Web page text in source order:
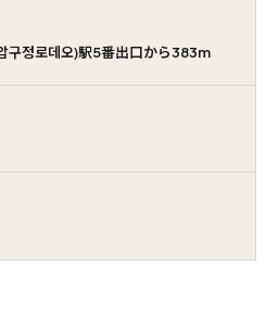
구정로데오)駅5番出口から383m